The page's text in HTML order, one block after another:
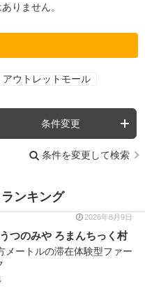
りません。
アウトレットモール
条件変更
条件を変更して検索
ンキング
2026年8月9日
つのみや ろまんちっく村
メートルの滞在体験型ファー